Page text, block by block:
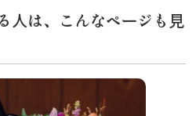
人は、こんなページも見